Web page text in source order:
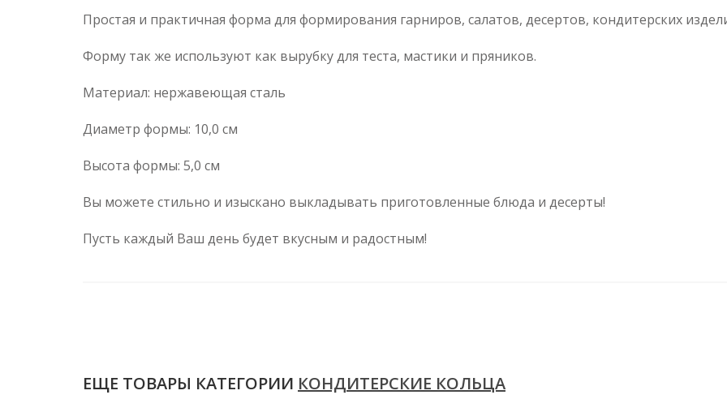
Простая и практичная форма для формирования гарниров, салатов, десертов, кондитерских
Форму так же используют как вырубку для теста, мастики и пряников.
Материал: нержавеющая сталь
Диаметр формы: 10,0 см
Высота формы: 5,0 см
Вы можете стильно и изыскано выкладывать приготовленные блюда и десерты!
Пусть каждый Ваш день будет вкусным и радостным!
ЕЩЕ ТОВАРЫ КАТЕГОРИИ КОНДИТЕРСКИЕ КОЛЬЦА